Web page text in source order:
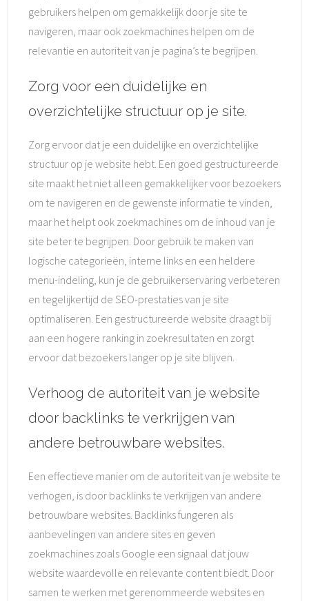
gebruikers helpen om gemakkelijk door je site te
navigeren, maar ook zoekmachines helpen om de
relevantie en autoriteit van je pagina’s te begrijpen.
Zorg voor een duidelijke en
overzichtelijke structuur op je site.
Zorg ervoor dat je een duidelijke en overzichtelijke
structuur op je website hebt. Een goed gestructureerde
site maakt het niet alleen gemakkelijker voor bezoekers
om te navigeren en de gewenste informatie te vinden,
maar het helpt ook zoekmachines om de inhoud van je
site beter te begrijpen. Door gebruik te maken van
logische categorieën, interne links en een heldere
menu-indeling, kun je de gebruikerservaring verbeteren
en tegelijkertijd de SEO-prestaties van je site
optimaliseren. Een gestructureerde website draagt bij
aan een hogere ranking in zoekresultaten en zorgt
ervoor dat bezoekers langer op je site blijven.
Verhoog de autoriteit van je website
door backlinks te verkrijgen van
andere betrouwbare websites.
Een effectieve manier om de autoriteit van je website te
verhogen, is door backlinks te verkrijgen van andere
betrouwbare websites. Backlinks fungeren als
aanbevelingen van andere sites en geven
zoekmachines zoals Google een signaal dat jouw
website waardevolle en relevante content biedt. Door
samen te werken met gerenommeerde websites en